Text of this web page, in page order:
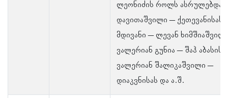
ლეონიძის როლს ასრულებდა,
დავითაშვილი – ქეთევანისას,
მდივანი – ლევან
ვალერიან გუნია – შაჰ
ვალერიან შალიკაშვილი –
დიაკვნისას და ა.შ.